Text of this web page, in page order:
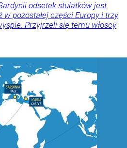
odsetek stulatków jest
w pozostałej części Europy i trzy
Przyjrzeli się temu włoscy